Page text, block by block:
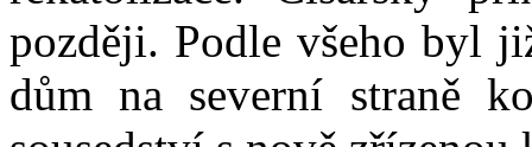
později. Podle všeho byl
dům na severní straně